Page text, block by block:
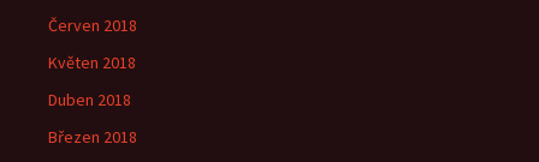
Červen 2018
Květen 2018
Duben 2018
Březen 2018